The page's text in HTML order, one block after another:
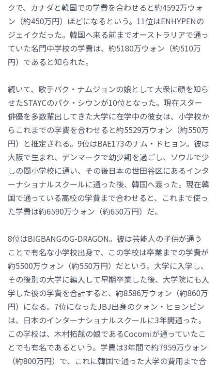
クで、カナダと韓国での学費を合わせると約4592万ウォ
ン（約450万円）ほどになるという。11位はENHYPENの
ジェイクだった。韓国へ来る前までオーストラリアで通っ
ていた名門中学校の学費は、約5180万ウォン（約510万
円）であると知られた。
続いて、歌手パク・ナムジョンの娘として大衆に顔を知ら
せたSTAYCのパク・シウンが10位となった。現在スター
俳優を多数輩出してきた大学に在学中の彼女は、小学校か
らこれまでの学費を合わせると約5529万ウォン（約550万
円）と推定される。9位はBAE173のナム・ドヒョン。彼は
大阪で生まれ、デンマークで幼少期を過ごし、ソウルで少
しの間小学校に通い、その後日本の世田谷区にあるインタ
ーナショナルスクールに通った後、韓国へ渡った。現在韓
国で通っている高校の学費まで合わせると、これまで使っ
た学費は約6590万ウォン（約650万円）だ。
8位はBIGBANGのG-DRAGON。彼は芸能人の子供が通う
ことで有名な小学校出身で、この学校は卒業までの学費が
約5500万ウォン（約550万円）だという。大学に入学し、
その後別の大学に編入して早期卒業した後、大学院にも入
学した彼の学費を合計すると、約8586万ウォン（約860万
円）になる。7位になったJBJ出身のクォン・ヒョンビン
は、日本のインターナショナルスクールに3年間通った。
この学校は、木村拓哉の娘であるCocomiが通っていたこ
とでも有名であるという。学費は3年間で約7959万ウォン
（約800万円）で、これに韓国で通った大学の費用まで合